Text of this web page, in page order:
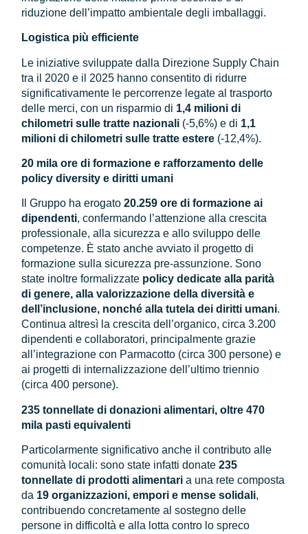
riduzione dell’impatto ambientale degli imballaggi.
Logistica più efficiente
Le iniziative sviluppate dalla Direzione Supply Chain
tra il 2020 e il 2025 hanno consentito di ridurre
significativamente le percorrenze legate al trasporto
delle merci, con un risparmio di 1,4 milioni di
chilometri sulle tratte nazionali (-5,6%) e di 1,1
milioni di chilometri sulle tratte estere (-12,4%).
20 mila ore di formazione e rafforzamento delle
policy diversity e diritti umani
Il Gruppo ha erogato20.259 ore di formazione ai
dipendenti, confermando l’attenzione alla crescita
professionale, alla sicurezza e allo sviluppo delle
competenze. È stato anche avviato il progetto di
formazione sulla sicurezza pre-assunzione. Sono
state inoltre formalizzate policy dedicate alla parità
di genere, alla valorizzazione della diversità e
dell’inclusione, nonché alla tutela dei diritti umani.
Continua altresì la crescita dell’organico, circa 3.200
dipendenti e collaboratori, principalmente grazie
all’integrazione con Parmacotto (circa 300 persone) e
ai progetti di internalizzazione dell’ultimo triennio
(circa 400 persone).
235 tonnellate di donazioni alimentari, oltre 470
mila pasti equivalenti
Particolarmente significativo anche il contributo alle
comunità locali: sono state infatti donate235
tonnellate di prodotti alimentari a una rete composta
da 19 organizzazioni, empori e mense solidali,
contribuendo concretamente al sostegno delle
persone in difficoltà e alla lotta contro lo spreco